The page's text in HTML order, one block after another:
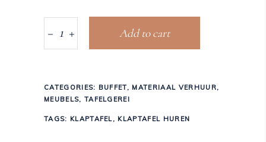
Add to cart
CATEGORIES: BUFFET, MATERIAAL VERHUUR,
MEUBELS, TAFELGEREI
TAGS: KLAPTAFEL, KLAPTAFEL HUREN